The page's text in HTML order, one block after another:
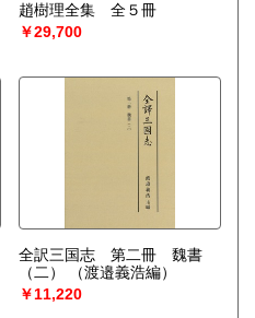
趙樹理全集 全５冊
￥29,700
全訳三国志 第二冊 魏書
（二）
（渡邉義浩編）
￥11,220